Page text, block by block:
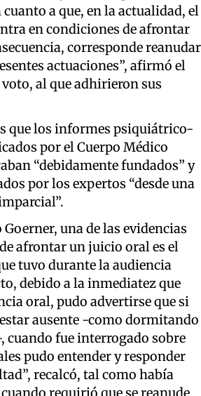
a que, en la actualidad, el
en condiciones de afrontar
corresponde reanudar
actuaciones”, afirmó el
al que adhirieron sus
que los informes psiquiátrico-
por el Cuerpo Médico
“debidamente fundados” y
por los expertos “desde una
una de las evidencias
afrontar un juicio oral es el
tuvo durante la audiencia
debido a la inmediatez que
oral, pudo advertirse que si
ausente -como dormitando
cuando fue interrogado sobre
pudo entender y responder
recalcó, tal como había
requirió que se reanude